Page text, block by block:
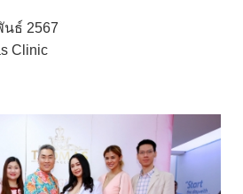
ธ์ 2567
Clinic